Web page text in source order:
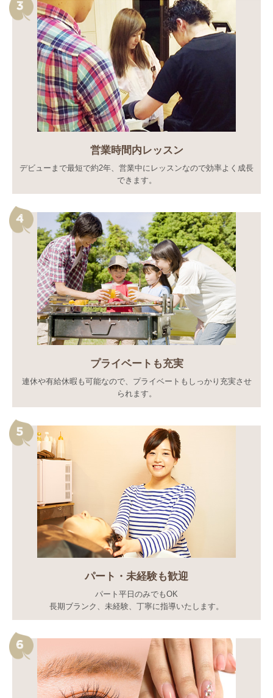
営業時間内レッスン
デビューまで最短で約2年、営業中にレッスンなので効率よく成長
できます。
プライベートも充実
連休や有給休暇も可能なので、プライベートもしっかり充実させ
られます。
パート・未経験も歓迎
パート平日のみでもOK
長期ブランク、未経験、丁寧に指導いたします。